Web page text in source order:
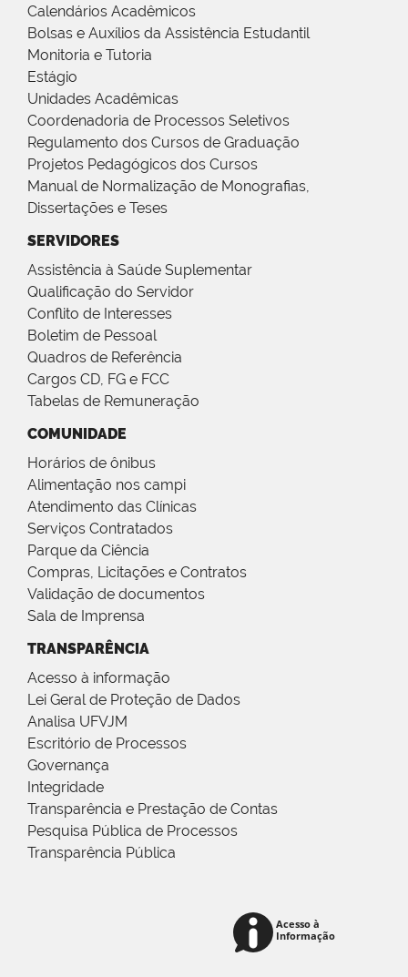
Calendários Acadêmicos
Bolsas e Auxílios da Assistência Estudantil
Monitoria e Tutoria
Estágio
Unidades Acadêmicas
Coordenadoria de Processos Seletivos
Regulamento dos Cursos de Graduação
Projetos Pedagógicos dos Cursos
Manual de Normalização de Monografias,
Dissertações e Teses
SERVIDORES
Assistência à Saúde Suplementar
Qualificação do Servidor
Conflito de Interesses
Boletim de Pessoal
Quadros de Referência
Cargos CD, FG e FCC
Tabelas de Remuneração
COMUNIDADE
Horários de ônibus
Alimentação nos campi
Atendimento das Clínicas
Serviços Contratados
Parque da Ciência
Compras, Licitações e Contratos
Validação de documentos
Sala de Imprensa
TRANSPARÊNCIA
Acesso à informação
Lei Geral de Proteção de Dados
Analisa UFVJM
Escritório de Processos
Governança
Integridade
Transparência e Prestação de Contas
Pesquisa Pública de Processos
Transparência Pública